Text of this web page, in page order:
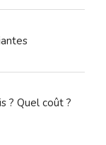
? Quel coût ?